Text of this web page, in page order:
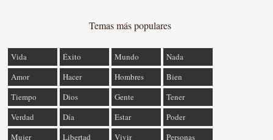
Temas más populares
Vida Éxito Mundo
Nada
Amor
Hacer Hombres
Bien
Tiempo
Dios Gente
Tener
Verdad
Día Estar
Poder
Mujer
Libertad Vivir Personas